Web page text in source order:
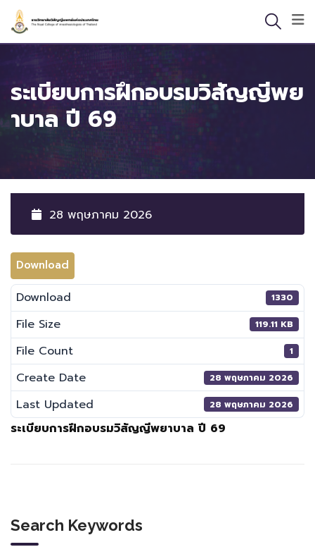
Skip
content
ระเบียบการฝึกอบรมวิสัญญีพย
าบาล ปี 69
28 พฤษภาคม 2026
Download
Download 1330
File Size 119.11 KB
File Count 1
Create Date 28 พฤษภาคม 2026
Last Updated 28 พฤษภาคม 2026
ระเบียบการฝึกอบรมวิสัญญีพยาบาล ปี 69
Search Keywords